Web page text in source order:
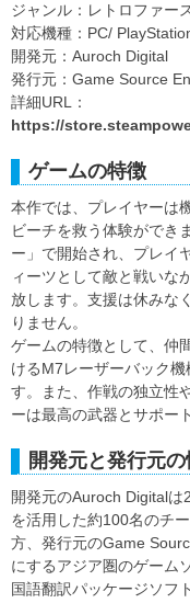
ジャンル：レトロファー
対応機種：PC/
開発元：Auroch Digital
発行元：Game Source
詳細URL：
https://
ゲームの特徴
本作では、プレイヤーは
ビーチを救う体験ができ
ー」で開始され、プレイ
ィーツとして敵と戦いな
放します。支援は休みな
りません。
ゲームの特徴として、仲
けるM7レーザーバック
す。また、作戦の独立性
ーは最高の武器とサポー
開発元と発行元の
開発元のAuroch Digital
を活用した約100名のチ
方、発行元のGame
にするアジア圏のゲーム
国語翻訳パッケージソフ